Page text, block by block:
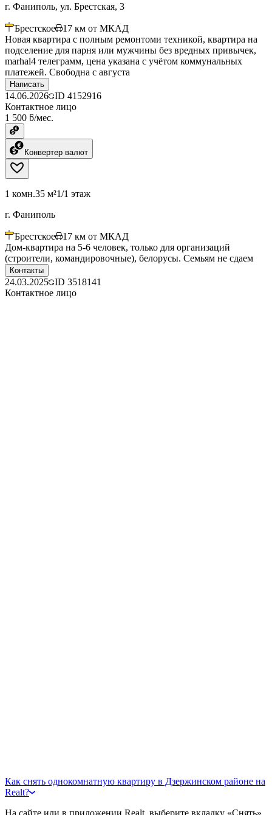
г. Фаниполь, ул. Брестская, 3
Брестское 17 км от МКАД
Новая квартира с полным ремонтоми техникой, квартира на
подселение для парня или мужчины без вредных привычек,
marhal4 телеграмм, цена указана с учётом коммунальных
платежей. Свободна с августа
Написать
14.06.2026 ID 4152916
Контактное лицо
1 500 ƃ/мес.
Конвертер валют
1 комн.35 м²1/1 этаж
г. Фаниполь
Брестское 17 км от МКАД
Дом-квартира на 5-6 человек, только для организаций
(строители, командировочные), белорусы. Семьям не сдаем
Контакты
24.03.2025 ID 3518141
Контактное лицо
Как снять однокомнатную квартиру в Дзержинском районе на
Realt?
На сайте или в приложении Realt, выберите вкладку «Снять»